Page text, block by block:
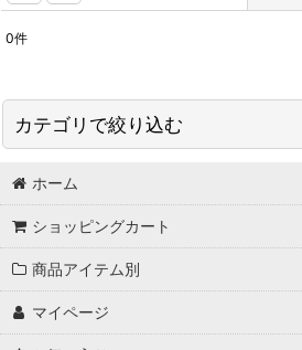
表示数:
並び順 :
0件
カテゴリで絞り込む
ANVOCOEUR (アンヴォクール) (全商品)
ウォレット・財布
バッグ・小物
ホーム
ショッピングカート
商品アイテム別
マイページ